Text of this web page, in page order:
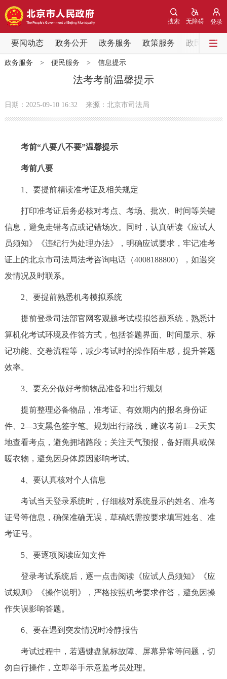
登录
无障碍
搜索
要闻动态 政务公开 政务服务 政策服务 政民互动
要闻动态
党中央精神 国务院信息
政务公开
政策兑现 政策解读 回应关切
决策公开 专题公开
政务服务
法人服务
便民服务 利企服务 投资项目
中介服务 阳光政务
走进北京
北京概况 十六区概览
绿色北京 图说北京 视频北京
DEUTSCH FRANÇAIS РУССКИЙ ЯЗЫК
ESPAÑOL العربية
ITALIANO
政务服务 > 便民服务 > 信息提示
法考考前温馨提示
日期：2025-09-10 16:32 来源：北京市司法局
考前“八要八不要”温馨提示
考前八要
1、要提前精读准考证及相关规定
打印准考证后务必核对考点、考场、批次、时间等关键
信息，避免走错考点或记错场次。同时，认真研读《应试人
员须知》《违纪行为处理办法》，明确应试要求，牢记准考
证上的北京市司法局法考咨询电话（4008188800），如遇突
发情况及时联系。
2、要提前熟悉机考模拟系统
提前登录司法部官网客观题考试模拟答题系统，熟悉计
算机化考试环境及作答方式，包括答题界面、时间显示、标
记功能、交卷流程等，减少考试时的操作陌生感，提升答题
效率。
3、要充分做好考前物品准备和出行规划
提前整理必备物品，准考证、有效期内的报名身份证
件、2—3支黑色签字笔。规划出行路线，建议考前1—2天实
地查看考点，避免拥堵路段；关注天气预报，备好雨具或保
暖衣物，避免因身体原因影响考试。
4、要认真核对个人信息
考试当天登录系统时，仔细核对系统显示的姓名、准考
证号等信息，确保准确无误，草稿纸需按要求填写姓名、准
考证号。
5、要逐项阅读应知文件
登录考试系统后，逐一点击阅读《应试人员须知》《应
试规则》《操作说明》，严格按照机考要求作答，避免因操
作失误影响答题。
6、要在遇到突发情况时冷静报告
考试过程中，若遇键盘鼠标故障、屏幕异常等问题，切
勿自行操作，立即举手示意监考员处理。